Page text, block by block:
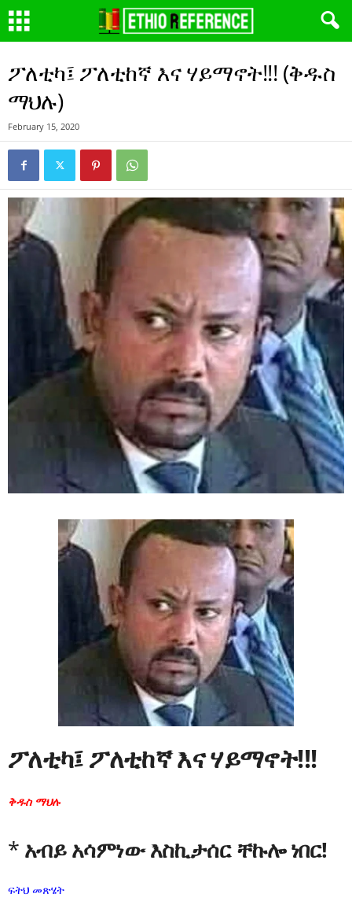
ፖለቲካ፤ ፖለቲከኛ እና ሃይማኖት!!! (ቅዱስ
ማህሉ)
February 15, 2020
ፖለቲካ፤ ፖለቲከኛ እና ሃይማኖት!!!
ቅዱስ ማህሉ
* አብይ አሳምነው እስኪታሰር ቸኩሎ ነበር!
ፍትህ መጽሄት